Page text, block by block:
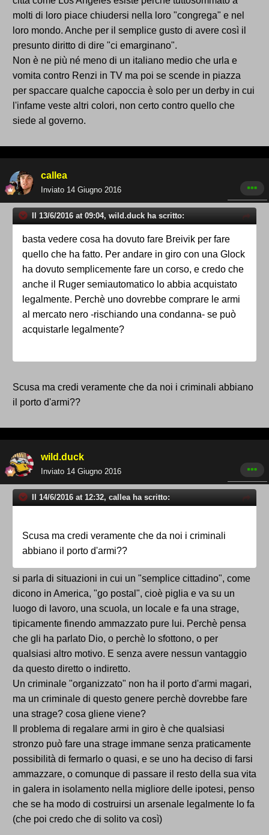
molti di loro piace chiudersi nella loro "congrega" e nel
loro mondo. Anche per il semplice gusto di avere così il
presunto diritto di dire "ci emarginano".
Non è ne più né meno di un italiano medio che urla e
vomita contro Renzi in TV ma poi se scende in piazza
per spaccare qualche capoccia è solo per un derby in cui
l'infame veste altri colori, non certo contro quello che
siede al governo.
callea
Inviato 14 Giugno 2016
Il 13/6/2016 at 09:04, wild.duck ha scritto:
basta vedere cosa ha dovuto fare Breivik per fare
quello che ha fatto. Per andare in giro con una Glock
ha dovuto semplicemente fare un corso, e credo che
anche il Ruger semiautomatico lo abbia acquistato
legalmente. Perchè uno dovrebbe comprare le armi
al mercato nero -rischiando una condanna- se può
acquistarle legalmente?
Scusa ma credi veramente che da noi i criminali abbiano
il porto d'armi??
wild.duck
Inviato 14 Giugno 2016
Il 14/6/2016 at 12:32, callea ha scritto:
Scusa ma credi veramente che da noi i criminali
abbiano il porto d'armi??
si parla di situazioni in cui un "semplice cittadino", come
dicono in America, "go postal", cioè piglia e va su un
luogo di lavoro, una scuola, un locale e fa una strage,
tipicamente finendo ammazzato pure lui. Perchè pensa
che gli ha parlato Dio, o perchè lo sfottono, o per
qualsiasi altro motivo. E senza avere nessun vantaggio
da questo diretto o indiretto.
Un criminale "organizzato" non ha il porto d'armi magari,
ma un criminale di questo genere perchè dovrebbe fare
una strage? cosa gliene viene?
Il problema di regalare armi in giro è che qualsiasi
stronzo può fare una strage immane senza praticamente
possibilità di fermarlo o quasi, e se uno ha deciso di farsi
ammazzare, o comunque di passare il resto della sua vita
in galera in isolamento nella migliore delle ipotesi, penso
che se ha modo di costruirsi un arsenale legalmente lo fa
(che poi credo che di solito va così)